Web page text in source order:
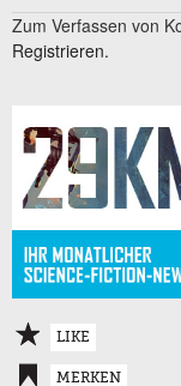
Zum Verfassen von
Registrieren.
LIKE
MERKEN